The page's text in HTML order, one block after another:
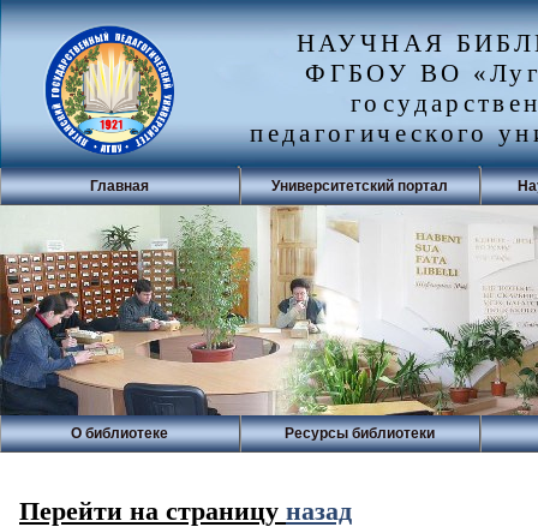
НАУЧНАЯ
ФГБОУ ВО
педагогического
Главная Университетский портал
О библиотеке Ресурсы библиотеки
Перейти на страницу назад